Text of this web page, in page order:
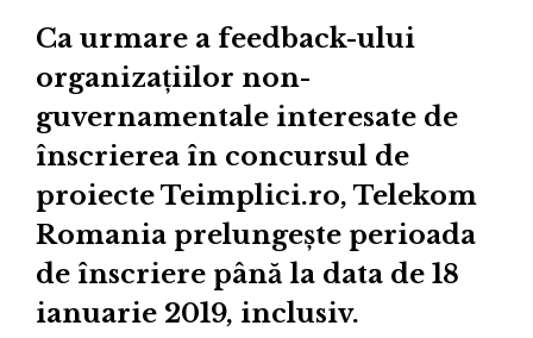
Ca urmare a feedback-ului
organizaţiilor non-
guvernamentale interesate de
înscrierea în concursul de
proiecte Teimplici.ro, Telekom
Romania prelungește perioada
de înscriere până la data de 18
ianuarie 2019, inclusiv.